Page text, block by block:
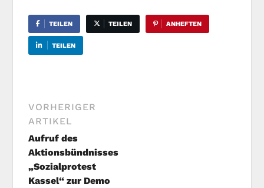
TEILEN TEILEN ANHEFTEN
TEILEN
VORHERIGER
ARTIKEL
Aufruf des
Aktionsbündnisses
„Sozialprotest
Kassel“ zur Demo